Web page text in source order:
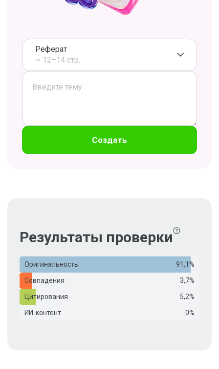
Реферат
~ 12–14 стр.
Создать
Результаты проверки
Оригинальность 91,1%
Совпадения 3,7%
Цитирования 5,2%
ИИ-контент 0%